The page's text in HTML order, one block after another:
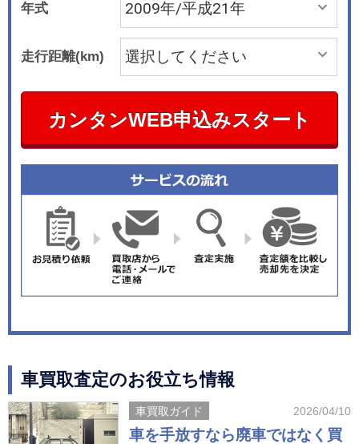
年式
走行距離(km)
カンタンWEB申込みスタート
車買取査定のお役立ち情報
車買取ガイド 2026/04/10
車を手放すなら廃車ではなく買